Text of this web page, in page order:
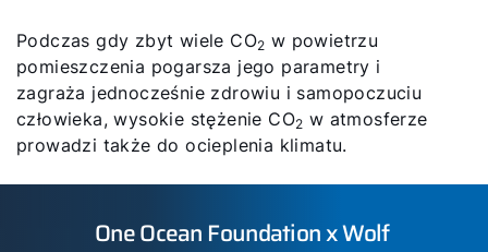
Podczas gdy zbyt wiele CO2 w powietrzu
pomieszczenia pogarsza jego parametry i
zagraża jednocześnie zdrowiu i samopoczuciu
człowieka, wysokie stężenie CO2 w atmosferze
prowadzi także do ocieplenia klimatu.
One Ocean Foundation x Wolf